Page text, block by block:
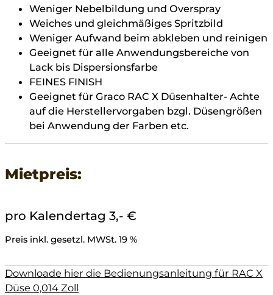
Weniger Nebelbildung und Overspray
Weiches und gleichmäßiges Spritzbild
Weniger Aufwand beim abkleben und reinigen
Geeignet für alle Anwendungsbereiche von
Lack bis Dispersionsfarbe
FEINES FINISH
Geeignet für Graco RAC X Düsenhalter- Achte
auf die Herstellervorgaben bzgl. Düsengrößen
bei Anwendung der Farben etc.
Mietpreis:
pro Kalendertag 3,- €
Preis inkl. gesetzl. MWSt. 19 %
Downloade hier die Bedienungsanleitung für RAC X
Düse 0,014 Zoll